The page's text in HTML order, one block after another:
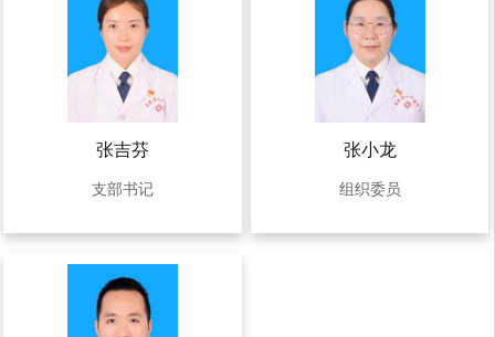
张吉芬
支部书记
张小龙
组织委员